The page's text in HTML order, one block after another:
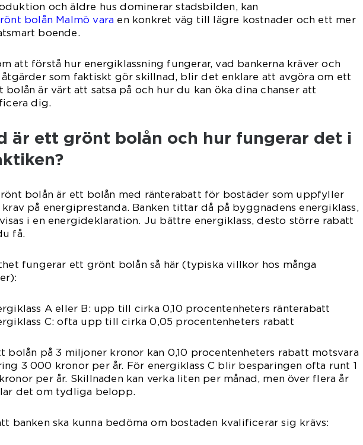
och äldre hus dominerar stadsbilden, kan
bolån Malmö vara en konkret väg till lägre kostnader och ett mer
boende.
att förstå hur energiklassning fungerar, vad bankerna kräver och
som faktiskt gör skillnad, blir det enklare att avgöra om ett
bolån är värt att satsa på och hur du kan öka dina chanser att
dig.
är ett grönt bolån och hur fungerar det i
bolån är ett bolån med ränterabatt för bostäder som uppfyller
krav på energiprestanda. Banken tittar då på byggnadens energiklass,
i en energideklaration. Ju bättre energiklass, desto större rabatt
få.
fungerar ett grönt bolån så här (typiska villkor hos många
A eller B: upp till cirka 0,10 procentenheters ränterabatt
C: ofta upp till cirka 0,05 procentenheters rabatt
bolån på 3 miljoner kronor kan 0,10 procentenheters rabatt motsvara
3 000 kronor per år. För energiklass C blir besparingen ofta runt 1
per år. Skillnaden kan verka liten per månad, men över flera år
det om tydliga belopp.
banken ska kunna bedöma om bostaden kvalificerar sig krävs: